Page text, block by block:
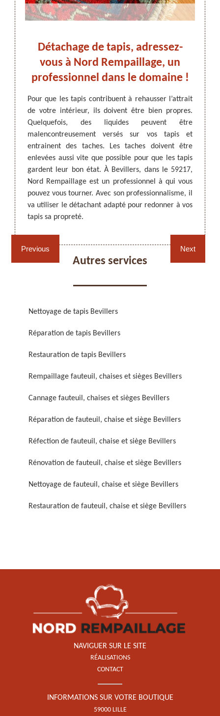
ARTISAN DEZITTER, REMPAILLAGE -
CANNAGE - RECOLLAGE, 59 NORD
Rempaillage fauteuil,
chaises et sièges 59
Cannage fauteuil, chaises
et sièges 59
Réparation de fauteuil,
Réfection de fauteuil,
chaise et siège 59
chaise et siège 59
Restauration de fauteuil,
chaise et siège 59
Previous
: à
il est
par
Il
les
Pour
Détachage de tapis, adressez-
vous à Nord Rempaillage, un
professionnel dans le domaine !
Pour que les tapis contribuent à rehausser l’attrait
de votre intérieur, ils doivent être bien propres.
Quelquefois, des liquides peuvent être
malencontreusement versés sur vos tapis et
entrainent des taches. Les taches doivent être
enlevées aussi vite que possible pour que les tapis
gardent leur bon état. À Bevillers, dans le 59217,
Nord Rempaillage est un professionnel à qui vous
pouvez vous tourner. Avec son professionnalisme, il
va utiliser le détachant adapté pour redonner à vos
tapis sa propreté.
être
telle
sur
Next
Autres services
Nettoyage de tapis Bevillers
Réparation de tapis Bevillers
Restauration de tapis Bevillers
Rempaillage fauteuil, chaises et sièges Bevillers
Cannage fauteuil, chaises et sièges Bevillers
Réparation de fauteuil, chaise et siège Bevillers
Réfection de fauteuil, chaise et siège Bevillers
Rénovation de fauteuil, chaise et siège Bevillers
Nettoyage de fauteuil, chaise et siège Bevillers
Restauration de fauteuil, chaise et siège Bevillers
NAVIGUER SUR LE SITE
RÉALISATIONS
CONTACT
INFORMATIONS SUR VOTRE BOUTIQUE
59000 LILLE